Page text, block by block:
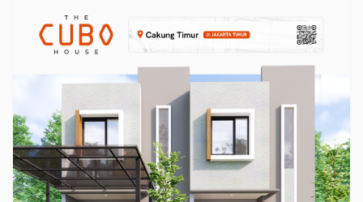
Unggul